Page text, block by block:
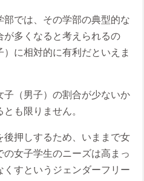
では、その学部の典型的な
多くなると考えられるの
に相対的に有利だといえま
（男子）の割合が少ないか
も限りません。
押しするため、いままで女
女子学生のニーズは高まっ
すというジェンダーフリー